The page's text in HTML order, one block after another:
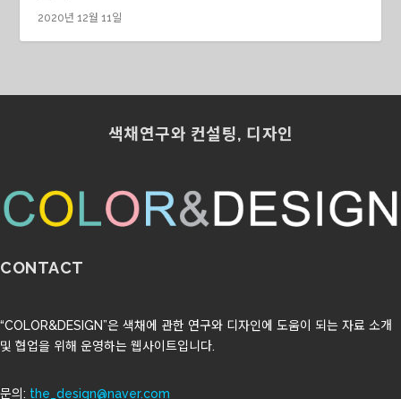
2020년 12월 11일
색채연구와 컨설팅, 디자인
CONTACT
“COLOR&DESIGN”은 색채에 관한 연구와 디자인에 도움이 되는 자료 소개
및 협업을 위해 운영하는 웹사이트입니다.
문의: the_design@naver.com